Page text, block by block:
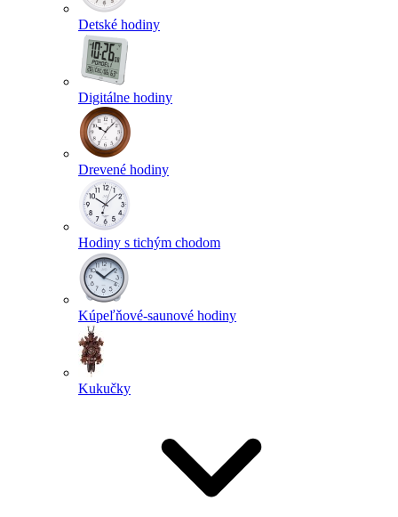
Detské hodiny
Digitálne hodiny
Drevené hodiny
Hodiny s tichým chodom
Kúpeľňové-saunové hodiny
Kukučky